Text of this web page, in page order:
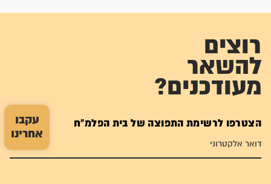
עקבו
אחרינו
רוצים
להשאר
מעודכנים?
הצטרפו לרשימת התפוצה של בית הפלמ"ח